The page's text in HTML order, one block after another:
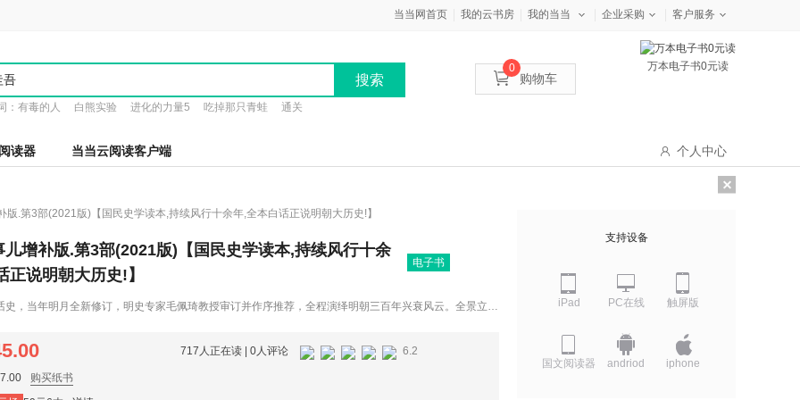
当当网首页 我的云书房 我的当当 企业采购 客户服务
万本电子书0元读
搜索
： 有毒的人 白熊实验 进化的力量5 吃掉那只青蛙 通关
购物车
0
读器 当当云阅读客户端 个人中心
版.第3部(2021版)【国民史学读本,持续风行十余年,全本白话正说明朝大历史!】
儿增补版.第3部(2021版)【国民史学读本,持续风行十余
正说明朝大历史!】
电子书
当年明月全新修订，明史专家毛佩琦教授审订并作序推荐，全程演绎明朝三百年兴衰风云。全景立体
书、当当网“终身五星级*图书”，多次斩获“*畅销书大奖”，全国中小学生十本好书之一，第19届全国书博
购买纸书
717人正在读 | 0人评论 6.2
支持设备
iPad PC在线 触屏版
国文阅读器 andriod iphone